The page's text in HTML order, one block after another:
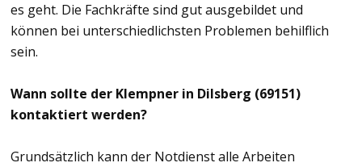
es geht. Die Fachkräfte sind gut ausgebildet und
können bei unterschiedlichsten Problemen behilflich
sein.
Wann sollte der Klempner in Dilsberg (69151)
kontaktiert werden?
Grundsätzlich kann der Notdienst alle Arbeiten